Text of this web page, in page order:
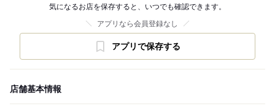
気になるお店を保存すると、いつでも確認できます。
アプリなら会員登録なし
アプリで保存する
店舗基本情報